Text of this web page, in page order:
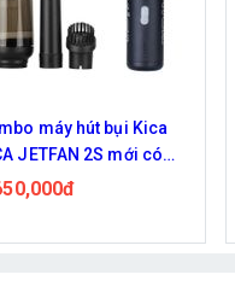
máy hút bụi Kica
JETFAN 2S mới có
phụ kiện bộ màng lọc